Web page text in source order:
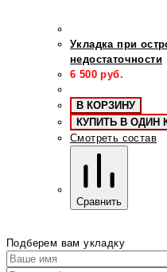
Укладка при
недостаточности
6 500 руб.
В КОРЗИНУ
КУПИТЬ В ОДИН
Смотреть состав
Сравнить
Подберем вам укладку